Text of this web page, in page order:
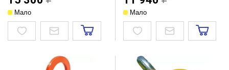
Мало Мало